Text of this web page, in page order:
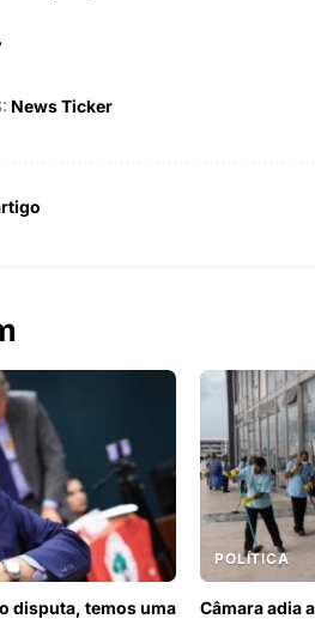
News Ticker
disputa, temos uma
POLÍTICA
Câmara adia